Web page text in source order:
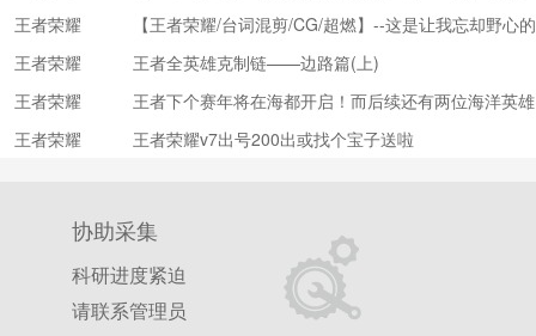
王者荣耀
【王者荣耀/台词混剪/CG/超燃】--这是让我忘却野心
王者荣耀
王者全英雄克制链——边路篇(上)
王者荣耀
王者下个赛年将在海都开启！而后续还有两位海洋英
山航天联动皮肤技可以行走？王昭君女团皮肤实锤？
王者荣耀 王者荣耀v7出号200出或找个宝子送啦
协助采集
科研进度紧迫
请联系管理员